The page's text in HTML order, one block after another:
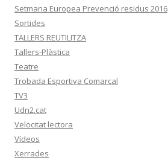
Setmana Europea Prevenció residus 2016
Sortides
TALLERS REUTILITZA
Tallers-Plàstica
Teatre
Trobada Esportiva Comarcal
TV3
Udn2.cat
Velocitat lectora
Vídeos
Xerrades